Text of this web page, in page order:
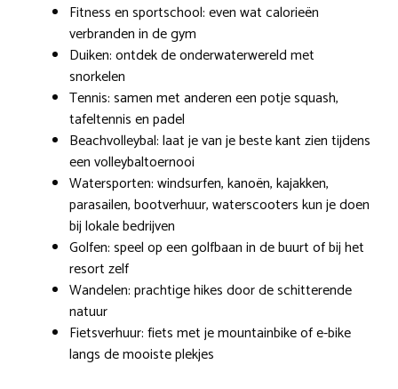
Fitness en sportschool: even wat calorieën
verbranden in de gym
Duiken: ontdek de onderwaterwereld met
snorkelen
Tennis: samen met anderen een potje squash,
tafeltennis en padel
Beachvolleybal: laat je van je beste kant zien tijdens
een volleybaltoernooi
Watersporten: windsurfen, kanoën, kajakken,
parasailen, bootverhuur, waterscooters kun je doen
bij lokale bedrijven
Golfen: speel op een golfbaan in de buurt of bij het
resort zelf
Wandelen: prachtige hikes door de schitterende
natuur
Fietsverhuur: fiets met je mountainbike of e-bike
langs de mooiste plekjes